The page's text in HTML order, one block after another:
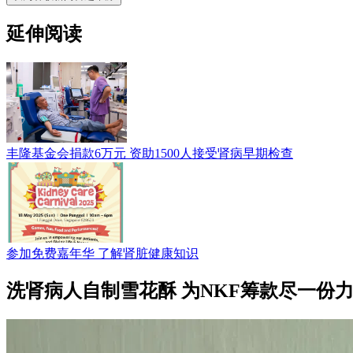
延伸阅读
丰隆基金会捐款6万元 资助1500人接受肾病早期检查
参加免费嘉年华 了解肾脏健康知识
洗肾病人自制雪花酥 为NKF筹款尽一份力